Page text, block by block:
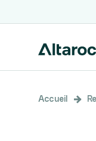
Accueil